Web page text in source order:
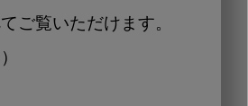
ご覧いただけます。